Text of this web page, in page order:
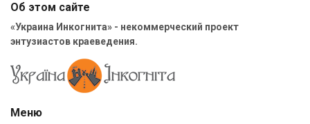
Об этом сайте
«Украина Инкогнита» - некоммерческий проект
энтузиастов краеведения.
Меню